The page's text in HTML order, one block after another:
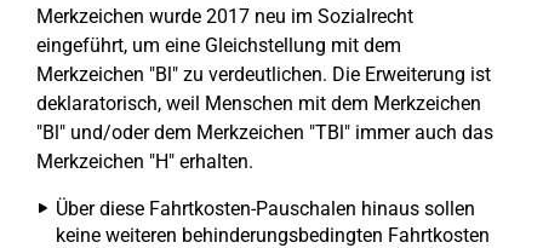
Merkzeichen wurde 2017 neu im Sozialrecht
eingeführt, um eine Gleichstellung mit dem
Merkzeichen "Bl" zu verdeutlichen. Die Erweiterung ist
deklaratorisch, weil Menschen mit dem Merkzeichen
"Bl" und/oder dem Merkzeichen "TBl" immer auch das
Merkzeichen "H" erhalten.
Über diese Fahrtkosten-Pauschalen hinaus sollen
keine weiteren behinderungsbedingten Fahrtkosten